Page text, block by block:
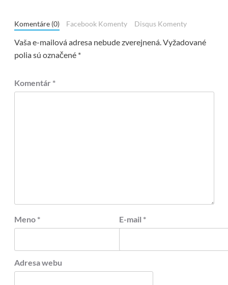
Komentáre (0) Facebook Komenty Disqus Komenty
Vaša e-mailová adresa nebude zverejnená.Vyžadované
polia sú označené *
Komentár *
Meno * E-mail *
Adresa webu